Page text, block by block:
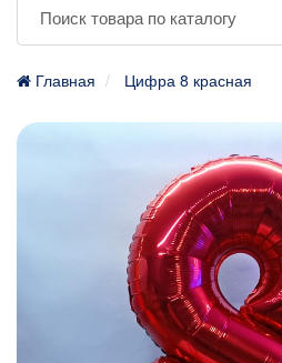
Главная Цифра 8 красная